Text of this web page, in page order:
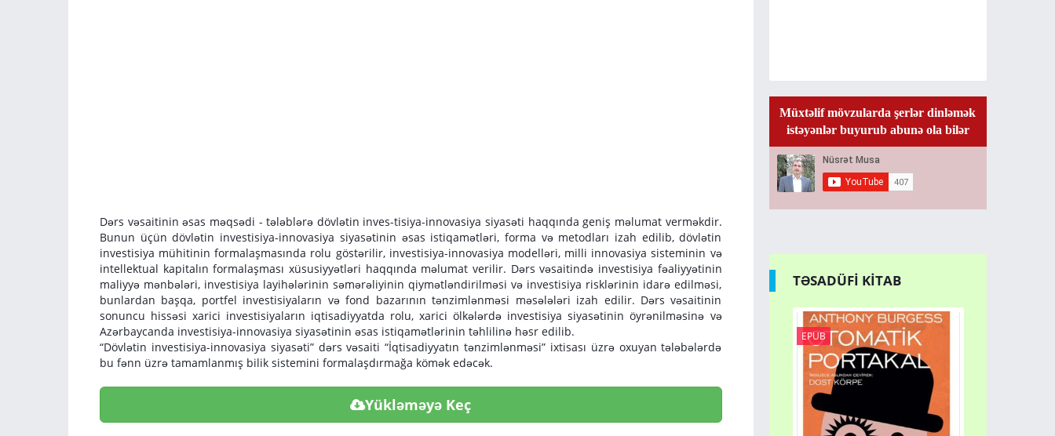
Dərs vəsaitinin əsas məqsədi - tələblərə dövlətin inves-tisiya-innovasiya siyasəti haqqında geniş məlumat verməkdir.
Bunun üçün dövlətin investisiya-innovasiya siyasətinin əsas istiqamətləri, forma və metodları izah edilib, dövlətin
investisiya mühitinin formalaşmasında rolu göstərilir, investisiya-innovasiya modelləri, milli innovasiya sisteminin və
intellektual kapitalın formalaşması xüsusiyyətləri haqqında məlumat verilir. Dərs vəsaitində investisiya fəaliyyətinin
maliyyə mənbələri, investisiya layihələrinin səmərəliyinin qiymətləndirilməsi və investisiya risklərinin idarə edilməsi,
bunlardan başqa, portfel investisiyaların və fond bazarının tənzimlənməsi məsələləri izah edilir. Dərs vəsaitinin
sonuncu hissəsi xarici investisiyaların iqtisadiyyatda rolu, xarici ölkələrdə investisiya siyasətinin öyrənilməsinə və
Azərbaycanda investisiya-innovasiya siyasətinin əsas istiqamətlərinin təhlilinə həsr edilib.
“Dövlətin investisiya-innovasiya siyasəti” dərs vəsaiti “İqtisadiyyatın tənzimlənməsi” ixtisası üzrə oxuyan tələbələrdə
bu fənn üzrə tamamlanmış bilik sistemini formalaşdırmağa kömək edəcək.
Yükləməyə Keç
Müxtəlif mövzularda şerlər dinləmək
istəyənlər buyurub abunə ola bilər
TƏSADÜFİ KİTAB
EPUB